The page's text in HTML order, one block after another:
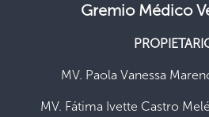
Gremio Médico
MV. Paola Vanessa
MV. Fátima Ivette